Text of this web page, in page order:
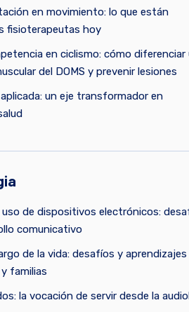
en movimiento: lo que están
fisioterapeutas hoy
en ciclismo: cómo diferenciar
del DOMS y prevenir lesiones
un eje transformador en
uso de dispositivos electrónicos:
comunicativo
de la vida: desafíos y aprendizajes
familias
la vocación de servir desde la